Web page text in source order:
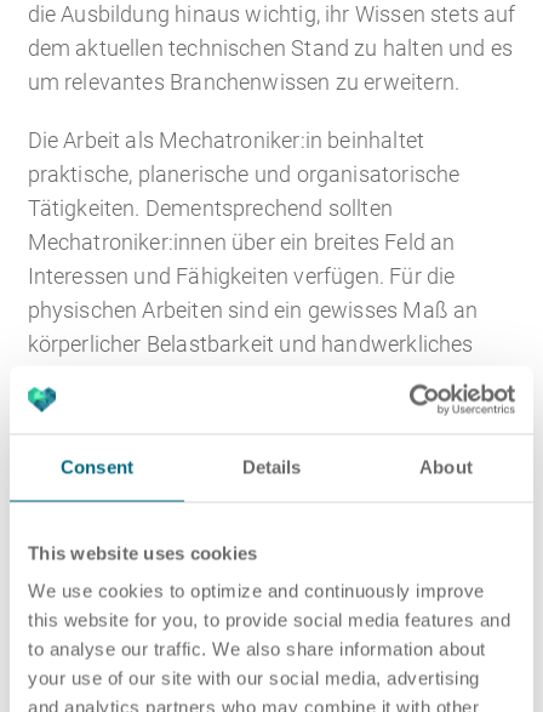
Consent Details About
This website uses cookies
We use cookies to optimize and continuously improve
this website for you, to provide social media features and
to analyse our traffic. We also share information about
your use of our site with our social media, advertising
and analytics partners who may combine it with other
die Ausbildung hinaus wichtig, ihr Wissen stets auf
dem aktuellen technischen Stand zu halten und es
um relevantes Branchenwissen zu erweitern.
Die Arbeit als Mechatroniker:in beinhaltet
praktische, planerische und organisatorische
Tätigkeiten. Dementsprechend sollten
Mechatroniker:innen über ein breites Feld an
Interessen und Fähigkeiten verfügen. Für die
physischen Arbeiten sind ein gewisses Maß an
körperlicher Belastbarkeit und handwerkliches
Mechatroniker:innen ausreichend mathematisch-
Informationstechnologien sowie analytisches
selbstständige und sorgfältige Arbeitsweise
verfügen und flexibel auf die wechselnden
Aufgaben sowie unvorhergesehene Probleme und
Störungen eingehen können.